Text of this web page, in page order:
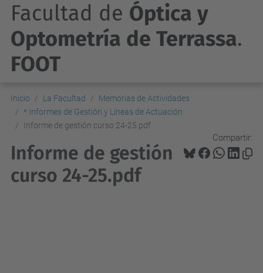
Facultad de Óptica y
Optometría de Terrassa.
FOOT
Inicio La Facultad
Memorias de Actividades
* Informes de Gestión y Líneas de Actuación
Informe de gestión curso 24-25.pdf
Compartir:
Informe de gestión
curso 24-25.pdf